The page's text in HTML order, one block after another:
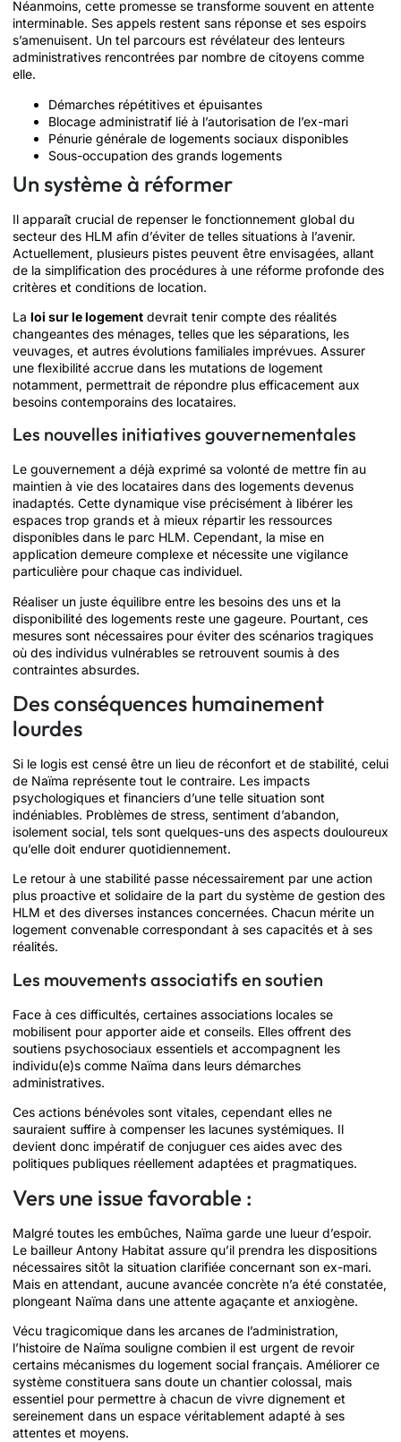
Néanmoins, cette promesse se transforme souvent en attente
interminable. Ses appels restent sans réponse et ses espoirs
s’amenuisent. Un tel parcours est révélateur des lenteurs
administratives rencontrées par nombre de citoyens comme
elle.
Démarches répétitives et épuisantes
Blocage administratif lié à l’autorisation de l’ex-mari
Pénurie générale de logements sociaux disponibles
Sous-occupation des grands logements
Un système à réformer
Il apparaît crucial de repenser le fonctionnement global du
secteur des HLM afin d’éviter de telles situations à l’avenir.
Actuellement, plusieurs pistes peuvent être envisagées, allant
de la simplification des procédures à une réforme profonde des
critères et conditions de location.
La loi sur le logement devrait tenir compte des réalités
changeantes des ménages, telles que les séparations, les
veuvages, et autres évolutions familiales imprévues. Assurer
une flexibilité accrue dans les mutations de logement
notamment, permettrait de répondre plus efficacement aux
besoins contemporains des locataires.
Les nouvelles initiatives gouvernementales
Le gouvernement a déjà exprimé sa volonté de mettre fin au
maintien à vie des locataires dans des logements devenus
inadaptés. Cette dynamique vise précisément à libérer les
espaces trop grands et à mieux répartir les ressources
disponibles dans le parc HLM. Cependant, la mise en
application demeure complexe et nécessite une vigilance
particulière pour chaque cas individuel.
Réaliser un juste équilibre entre les besoins des uns et la
disponibilité des logements reste une gageure. Pourtant, ces
mesures sont nécessaires pour éviter des scénarios tragiques
où des individus vulnérables se retrouvent soumis à des
contraintes absurdes.
Des conséquences humainement
lourdes
Si le logis est censé être un lieu de réconfort et de stabilité, celui
de Naïma représente tout le contraire. Les impacts
psychologiques et financiers d’une telle situation sont
indéniables. Problèmes de stress, sentiment d’abandon,
isolement social, tels sont quelques-uns des aspects douloureux
qu’elle doit endurer quotidiennement.
Le retour à une stabilité passe nécessairement par une action
plus proactive et solidaire de la part du système de gestion des
HLM et des diverses instances concernées. Chacun mérite un
logement convenable correspondant à ses capacités et à ses
réalités.
Les mouvements associatifs en soutien
Face à ces difficultés, certaines associations locales se
mobilisent pour apporter aide et conseils. Elles offrent des
soutiens psychosociaux essentiels et accompagnent les
individu(e)s comme Naïma dans leurs démarches
administratives.
Ces actions bénévoles sont vitales, cependant elles ne
sauraient suffire à compenser les lacunes systémiques. Il
devient donc impératif de conjuguer ces aides avec des
politiques publiques réellement adaptées et pragmatiques.
Vers une issue favorable :
Malgré toutes les embûches, Naïma garde une lueur d’espoir.
Le bailleur Antony Habitat assure qu’il prendra les dispositions
nécessaires sitôt la situation clarifiée concernant son ex-mari.
Mais en attendant, aucune avancée concrète n’a été constatée,
plongeant Naïma dans une attente agaçante et anxiogène.
Vécu tragicomique dans les arcanes de l’administration,
l’histoire de Naïma souligne combien il est urgent de revoir
certains mécanismes du logement social français. Améliorer ce
système constituera sans doute un chantier colossal, mais
essentiel pour permettre à chacun de vivre dignement et
sereinement dans un espace véritablement adapté à ses
attentes et moyens.